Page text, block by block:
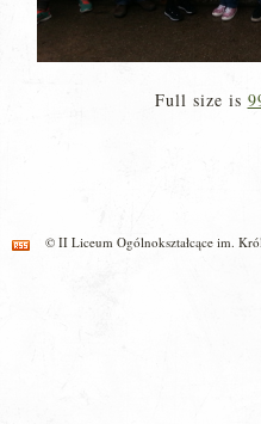
Full size is
© II Liceum Ogólnokształcące im.